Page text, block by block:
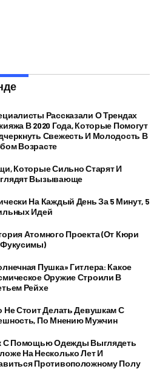
Рассказали О Трендах
В 2020 Года, Которые Помогут
Свежесть И Молодость В
Возрасте
Которые Сильно Старят И
Вызывающе
На Каждый День За 5 Минут, 5
Идей
Атомного Проекта (от Кюри
Пушка» Гитлера: Какое
Оружие Строили В
Рейхе
Не Стоит Делать Девушкам С
По Мнению Мужчин
С Помощью Одежды Выглядеть
На Несколько Лет И
Противоположному Полу